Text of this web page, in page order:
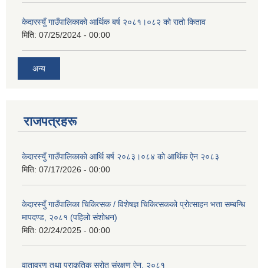
केदारस्युँ गाउँपालिकाको आर्थिक बर्ष २०८१।०८२ को रातो किताव
मिति: 07/25/2024 - 00:00
अन्य
राजपत्रहरू
केदारस्युँ गाउँपालिकाकाे आर्थि बर्ष २०८३।०८४ काे आर्थिक ऐन २०८३
मिति: 07/17/2026 - 00:00
केदारस्युँ गाउँपालिका चिकित्सक / विशेषज्ञ चिकित्सकको प्रोत्साहन भत्ता सम्बन्धि
मापदण्ड, २०८१ (पहिलो संशोधन)
मिति: 02/24/2025 - 00:00
वातावरण तथा प्राकृतिक स्रोत संरक्षण ऐन, २०८१